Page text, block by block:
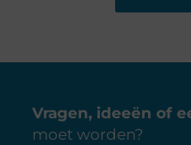
Vragen, ideeën of
moet worden?